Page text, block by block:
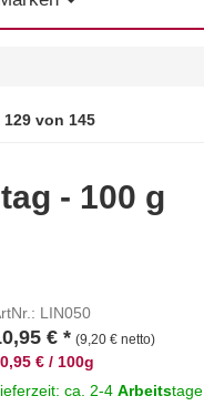
von 145
- 100 g
LIN050
€ * (9,20 € netto)
€ / 100g
ca. 2-4 Arbeitstage